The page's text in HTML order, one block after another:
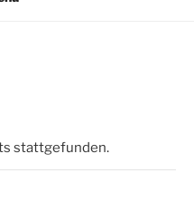
stattgefunden.